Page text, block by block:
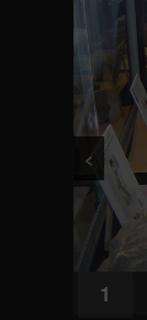
<
1